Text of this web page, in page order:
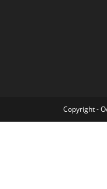
Copyright -